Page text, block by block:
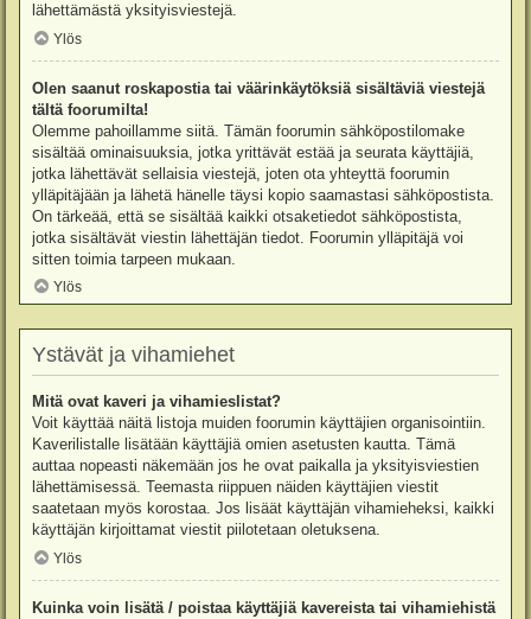
lähettämästä yksityisviestejä.
Ylös
Olen saanut roskapostia tai väärinkäytöksiä sisältäviä viestejä
tältä foorumilta!
Olemme pahoillamme siitä. Tämän foorumin sähköpostilomake
sisältää ominaisuuksia, jotka yrittävät estää ja seurata käyttäjiä,
jotka lähettävät sellaisia viestejä, joten ota yhteyttä foorumin
ylläpitäjään ja lähetä hänelle täysi kopio saamastasi sähköpostista.
On tärkeää, että se sisältää kaikki otsaketiedot sähköpostista,
jotka sisältävät viestin lähettäjän tiedot. Foorumin ylläpitäjä voi
sitten toimia tarpeen mukaan.
Ylös
Ystävät ja vihamiehet
Mitä ovat kaveri ja vihamieslistat?
Voit käyttää näitä listoja muiden foorumin käyttäjien organisointiin.
Kaverilistalle lisätään käyttäjiä omien asetusten kautta. Tämä
auttaa nopeasti näkemään jos he ovat paikalla ja yksityisviestien
lähettämisessä. Teemasta riippuen näiden käyttäjien viestit
saatetaan myös korostaa. Jos lisäät käyttäjän vihamieheksi, kaikki
käyttäjän kirjoittamat viestit piilotetaan oletuksena.
Ylös
Kuinka voin lisätä / poistaa käyttäjiä kavereista tai vihamiehistä